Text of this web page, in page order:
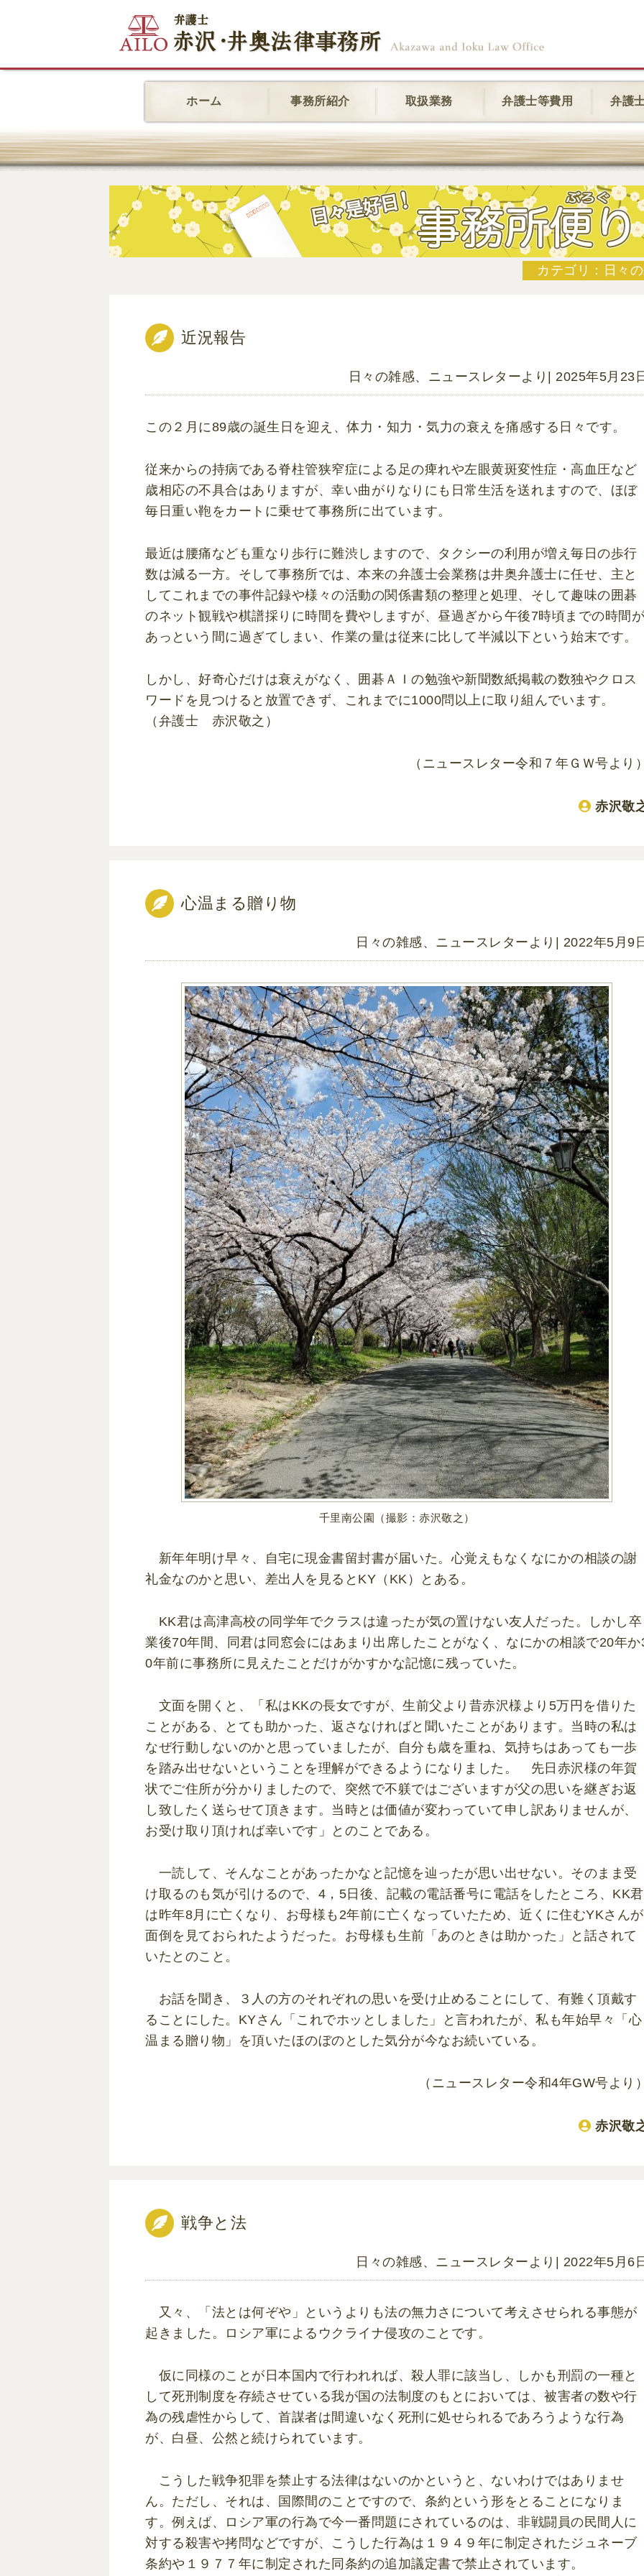
ホーム 事務所紹介 取扱業務 弁護士等費用 弁護
カテゴリ：日々
近況報告
日々の雑感、 ニュースレターより | 2025年5月23
この２月に89歳の誕生日を迎え、体力・知力・気力の衰えを痛感する日々です。
従来からの持病である脊柱管狭窄症による足の痺れや左眼黄斑変性症・高血圧など
歳相応の不具合はありますが、幸い曲がりなりにも日常生活を送れますので、ほぼ
毎日重い鞄をカートに乗せて事務所に出ています。
最近は腰痛なども重なり歩行に難渋しますので、タクシーの利用が増え毎日の歩行
数は減る一方。そして事務所では、本来の弁護士会業務は井奥弁護士に任せ、主と
してこれまでの事件記録や様々の活動の関係書類の整理と処理、そして趣味の囲碁
のネット観戦や棋譜採りに時間を費やしますが、昼過ぎから午後7時頃までの時間が
あっという間に過ぎてしまい、作業の量は従来に比して半減以下という始末です。
しかし、好奇心だけは衰えがなく、囲碁ＡＩの勉強や新聞数紙掲載の数独やクロス
ワードを見つけると放置できず、これまでに1000問以上に取り組んでいます。
（弁護士 赤沢敬之）
（ニュースレター令和７年ＧＷ号より
赤沢敬
心温まる贈り物
日々の雑感、 ニュースレターより | 2022年5月9
千里南公園（撮影：赤沢敬之）
新年年明け早々、自宅に現金書留封書が届いた。心覚えもなくなにかの相談の謝
礼金なのかと思い、差出人を見るとKY（KK）とある。
KK君は高津高校の同学年でクラスは違ったが気の置けない友人だった。しかし卒
業後70年間、同君は同窓会にはあまり出席したことがなく、なにかの相談で20年か
0年前に事務所に見えたことだけがかすかな記憶に残っていた。
文面を開くと、「私はKKの長女ですが、生前父より昔赤沢様より5万円を借りた
ことがある、とても助かった、返さなければと聞いたことがあります。当時の私は
なぜ行動しないのかと思っていましたが、自分も歳を重ね、気持ちはあっても一歩
を踏み出せないということを理解ができるようになりました。 先日赤沢様の年賀
状でご住所が分かりましたので、突然で不躾ではございますが父の思いを継ぎお返
し致したく送らせて頂きます。当時とは価値が変わっていて申し訳ありませんが、
お受け取り頂ければ幸いです」とのことである。
一読して、そんなことがあったかなと記憶を辿ったが思い出せない。そのまま受
け取るのも気が引けるので、4，5日後、記載の電話番号に電話をしたところ、KK君
は昨年8月に亡くなり、お母様も2年前に亡くなっていたため、近くに住むYKさんが
面倒を見ておられたようだった。お母様も生前「あのときは助かった」と話されて
いたとのこと。
お話を聞き、３人の方のそれぞれの思いを受け止めることにして、有難く頂戴す
ることにした。KYさん「これでホッとしました」と言われたが、私も年始早々「心
温まる贈り物」を頂いたほのぼのとした気分が今なお続いている。
（ニュースレター令和4年GW号より
赤沢敬
戦争と法
日々の雑感、 ニュースレターより | 2022年5月6
又々、「法とは何ぞや」というよりも法の無力さについて考えさせられる事態が
起きました。ロシア軍によるウクライナ侵攻のことです。
仮に同様のことが日本国内で行われれば、殺人罪に該当し、しかも刑罰の一種と
して死刑制度を存続させている我が国の法制度のもとにおいては、被害者の数や行
為の残虐性からして、首謀者は間違いなく死刑に処せられるであろうような行為
が、白昼、公然と続けられています。
こうした戦争犯罪を禁止する法律はないのかというと、ないわけではありませ
ん。ただし、それは、国際間のことですので、条約という形をとることになりま
す。例えば、ロシア軍の行為で今一番問題にされているのは、非戦闘員の民間人に
対する殺害や拷問などですが、こうした行為は１９４９年に制定されたジュネーブ
条約や１９７７年に制定された同条約の追加議定書で禁止されています。